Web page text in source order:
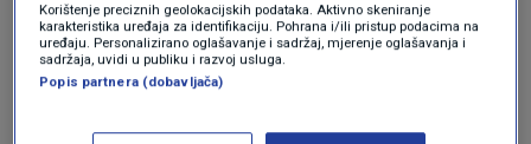
Najskuplje su u tom razdoblju bile karte za last
minute putovanja, sa cijenom u rasponu od 119
Korištenje preciznih geolokacijskih podataka. Aktivno skeniranje
karakteristika uređaja za identifikaciju. Pohrana i/ili pristup podacima na
uređaju. Personalizirano oglašavanje i sadržaj, mjerenje oglašavanja i
sadržaja, uvidi u publiku i razvoj usluga.
Popis partnera (dobavljača)